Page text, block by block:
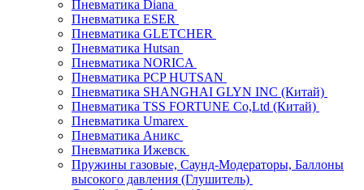
Пневматика Diana
Пневматика ESER
Пневматика GLETCHER
Пневматика Hutsan
Пневматика NORICA
Пневматика PCP HUTSAN
Пневматика SHANGHAI GLYN INC (Китай)
Пневматика TSS FORTUNE Co,Ltd (Китай)
Пневматика Umarex
Пневматика Аникс
Пневматика Ижевск
Пружины газовые, Саунд-Модераторы, Баллоны
высокого давления (Глушитель)